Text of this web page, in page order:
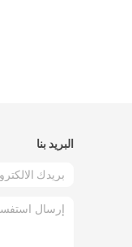
البريد بنا